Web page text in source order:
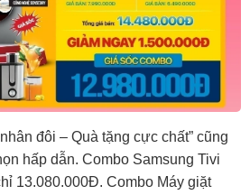
đôi – Quà tặng cực chất” cũng
hấp dẫn. Combo Samsung Tivi
13.080.000Đ. Combo Máy giặt